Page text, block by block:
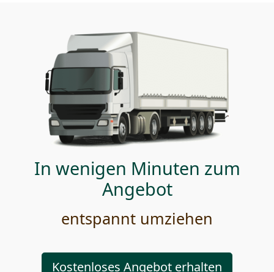
In wenigen Minuten zum
Angebot
entspannt umziehen
Kostenloses Angebot erhalten